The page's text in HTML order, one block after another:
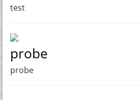
test
probe
probe